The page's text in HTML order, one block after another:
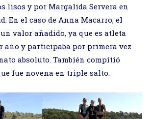
lisos y por Margalida Servera en
En el caso de Anna Macarro, el
valor añadido, ya que es atleta
año y participaba por primera vez
absoluto. También compitió
fue novena en triple salto.